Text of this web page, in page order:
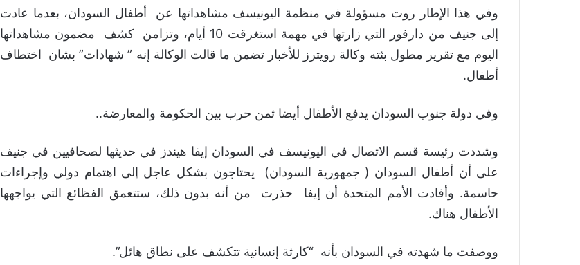
وفي هذا الإطار روت مسؤولة في منظمة اليونيسف مشاهداتها عن أطفال السودان، بعدما عادت
إلى جنيف من دارفور التي زارتها في مهمة استغرقت 10 أيام، وتزامن كشف مضمون مشاهداتها
اليوم مع تقرير مطول بثته وكالة رويترز للأخبار تضمن ما قالت الوكالة إنه ” شهادات” بشان اختطاف
أطفال.
وفي دولة جنوب السودان يدفع الأطفال أيضا ثمن حرب بين الحكومة والمعارضة..
وشددت رئيسة قسم الاتصال في اليونيسف في السودان إيفا هيندز في حديثها لصحافيين في جنيف
على أن أطفال السودان ( جمهورية السودان) يحتاجون بشكل عاجل إلى اهتمام دولي وإجراءات
حاسمة. وأفادت الأمم المتحدة أن إيفا حذرت من أنه بدون ذلك، ستتعمق الفظائع التي يواجهها
الأطفال هناك.
ووصفت ما شهدته في السودان بأنه “كارثة إنسانية تتكشف على نطاق هائل”.